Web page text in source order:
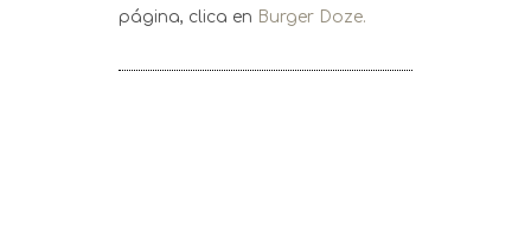
página, clica en Burger Doze.